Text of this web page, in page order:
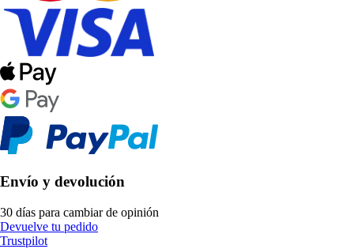
Envío y devolución
30 días para cambiar de opinión
Devuelve tu pedido
Trustpilot